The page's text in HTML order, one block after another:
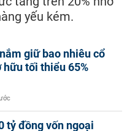
yếu kém.
giữ bao nhiêu cổ
hữu tối thiểu 65%
tỷ đồng vốn ngoại